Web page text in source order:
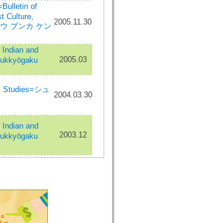
of
Culture,
ブンカ ケン 2005.11.30
and
2005.03
Studies=シュ
2004.03.30
and
2003.12